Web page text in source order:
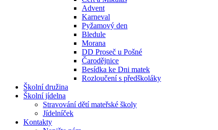
Advent
Karneval
Pyžamový den
Bledule
Morana
DD Proseč u Pošné
Čarodějnice
Besídka ke Dni matek
Rozloučení s předškoláky
Školní družina
Školní jídelna
Stravování dětí mateřské školy
Jídelníček
Kontakty